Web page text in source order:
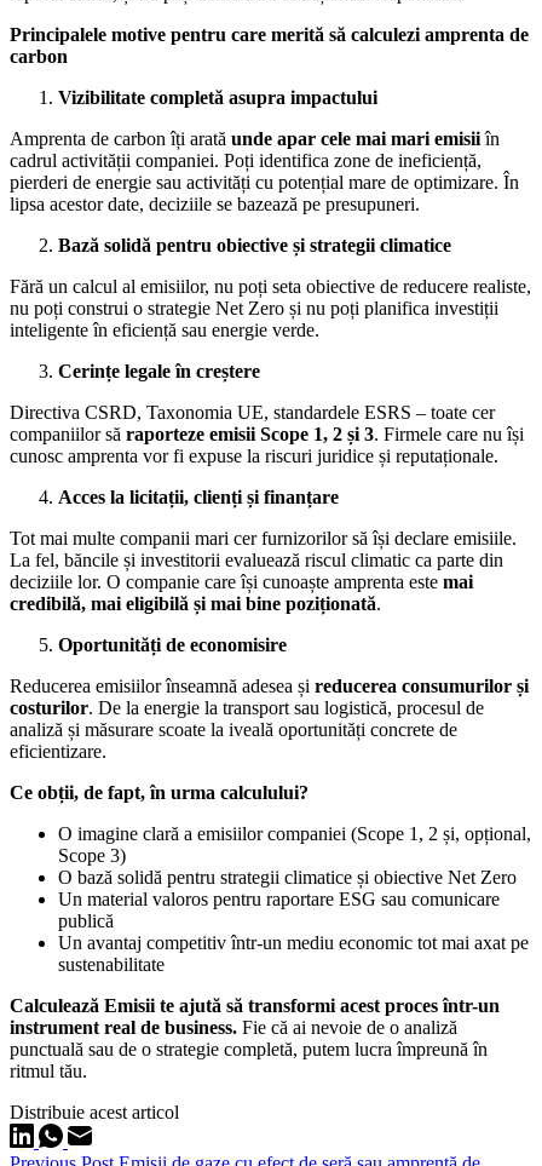
Principalele motive pentru care merită să calculezi amprenta de
carbon
Vizibilitate completă asupra impactului
Amprenta de carbon îți arată unde apar cele mai mari emisiiîn
cadrul activității companiei. Poți identifica zone de ineficiență,
pierderi de energie sau activități cu potențial mare de optimizare. În
lipsa acestor date, deciziile se bazează pe presupuneri.
Bază solidă pentru obiective și strategii climatice
Fără un calcul al emisiilor, nu poți seta obiective de reducere realiste,
nu poți construi o strategie Net Zero și nu poți planifica investiții
inteligente în eficiență sau energie verde.
Cerințe legale în creștere
Directiva CSRD, Taxonomia UE, standardele ESRS – toate cer
companiilor să raporteze emisii Scope 1, 2 și 3. Firmele care nu își
cunosc amprenta vor fi expuse la riscuri juridice și reputaționale.
Acces la licitații, clienți și finanțare
Tot mai multe companii mari cer furnizorilor să își declare emisiile.
La fel, băncile și investitorii evaluează riscul climatic ca parte din
deciziile lor. O companie care își cunoaște amprenta este mai
credibilă, mai eligibilă și mai bine poziționată.
Oportunități de economisire
Reducerea emisiilor înseamnă adesea și reducerea consumurilor și
costurilor. De la energie la transport sau logistică, procesul de
analiză și măsurare scoate la iveală oportunități concrete de
eficientizare.
Ce obții, de fapt, în urma calculului?
O imagine clară a emisiilor companiei (Scope 1, 2 și, opțional,
Scope 3)
O bază solidă pentru strategii climatice și obiective Net Zero
Un material valoros pentru raportare ESG sau comunicare
publică
Un avantaj competitiv într-un mediu economic tot mai axat pe
sustenabilitate
Calculează Emisii te ajută să transformi acest proces într-un
instrument real de business. Fie că ai nevoie de o analiză
punctuală sau de o strategie completă, putem lucra împreună în
ritmul tău.
Distribuie acest articol